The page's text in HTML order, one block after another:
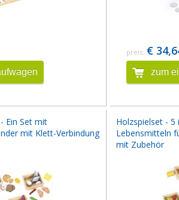
preis: €
zum
Ein Set mit
mit Klett-Verbindung
Holzspielset - 5
Lebensmitteln
mit Zubehör